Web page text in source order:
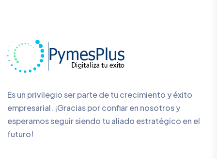
Es un privilegio ser parte de tu crecimiento y éxito
empresarial. ¡Gracias por confiar en nosotros y
esperamos seguir siendo tu aliado estratégico en el
futuro!